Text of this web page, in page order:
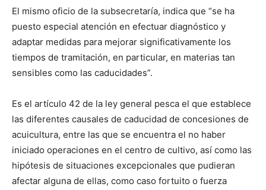
El mismo oficio de la subsecretaría, indica que “se ha
puesto especial atención en efectuar diagnóstico y
adaptar medidas para mejorar significativamente los
tiempos de tramitación, en particular, en materias tan
sensibles como las caducidades”.
Es el artículo 42 de la ley general pesca el que establece
las diferentes causales de caducidad de concesiones de
acuicultura, entre las que se encuentra el no haber
iniciado operaciones en el centro de cultivo, así como las
hipótesis de situaciones excepcionales que pudieran
afectar alguna de ellas, como caso fortuito o fuerza